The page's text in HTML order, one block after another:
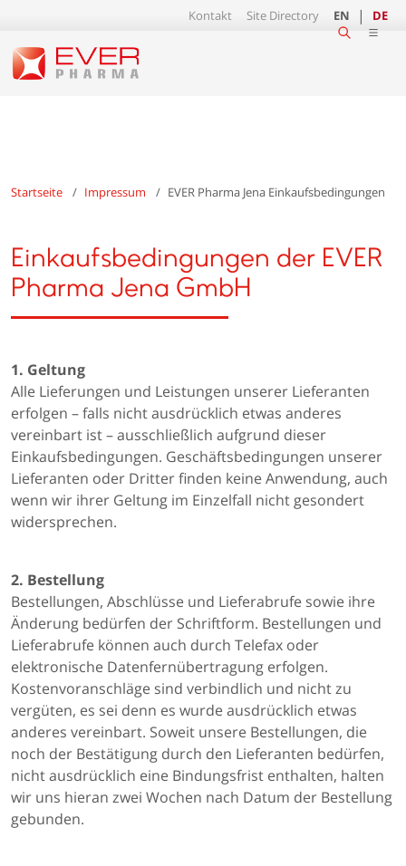
Kontakt Site Directory EN DE
Startseite Impressum EVER Pharma Jena Einkaufsbedingungen
Einkaufsbedingungen der EVER
Pharma Jena GmbH
1. Geltung
Alle Lieferungen und Leistungen unserer Lieferanten
erfolgen – falls nicht ausdrücklich etwas anderes
vereinbart ist – ausschließlich aufgrund dieser
Einkaufsbedingungen. Geschäftsbedingungen unserer
Lieferanten oder Dritter finden keine Anwendung, auch
wenn wir ihrer Geltung im Einzelfall nicht gesondert
widersprechen.
2. Bestellung
Bestellungen, Abschlüsse und Lieferabrufe sowie ihre
Änderung bedürfen der Schriftform. Bestellungen und
Lieferabrufe können auch durch Telefax oder
elektronische Datenfernübertragung erfolgen.
Kostenvoranschläge sind verbindlich und nicht zu
vergüten, es sei denn es wurde ausdrücklich etwas
anderes vereinbart. Soweit unsere Bestellungen, die
noch der Bestätigung durch den Lieferanten bedürfen,
nicht ausdrücklich eine Bindungsfrist enthalten, halten
wir uns hieran zwei Wochen nach Datum der Bestellung
gebunden.